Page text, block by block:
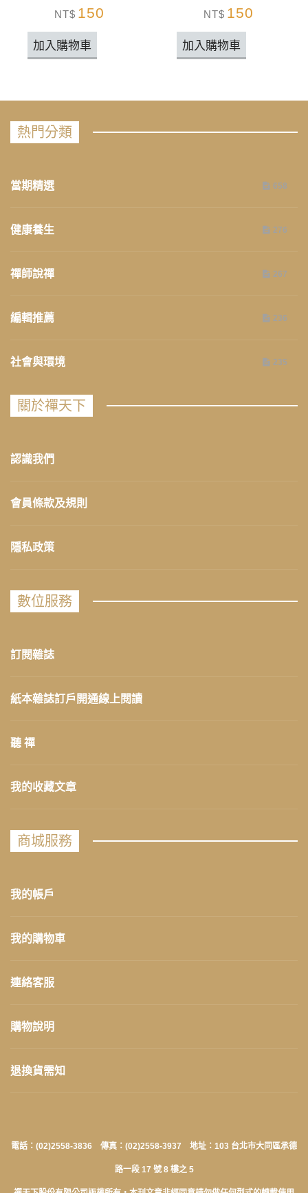
NT$ 150
加入購物車
NT$ 150
加入購物車
熱門分類
當期精選 658
健康養生 276
禪師說禪 267
編輯推薦 236
社會與環境 235
關於禪天下
認識我們
會員條款及規則
隱私政策
數位服務
訂閱雜誌
紙本雜誌訂戶開通線上閱讀
聽 禪
我的收藏文章
商城服務
我的帳戶
我的購物車
連絡客服
購物說明
退換貨需知
電話：(02)2558-3836 傳真：(02)2558-3937 地址：103 台北市大同區承德
路一段 17 號 8 樓之 5